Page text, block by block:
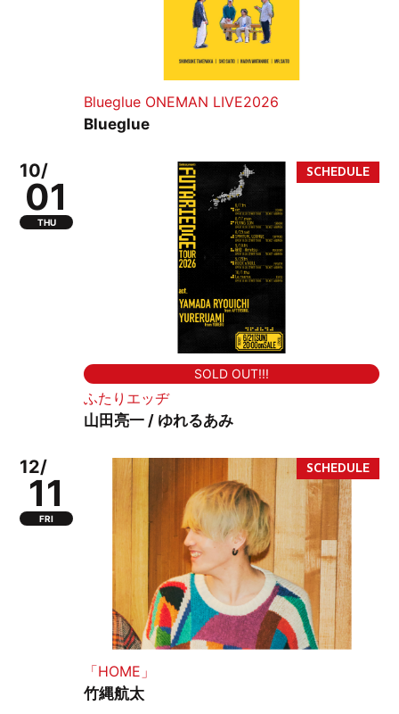
Blueglue ONEMAN LIVE2026
Blueglue
10/
01
THU
SOLD OUT!!!
ふたりエッヂ
山田亮一 / ゆれるあみ
12/
11
FRI
「HOME」
竹縄航太